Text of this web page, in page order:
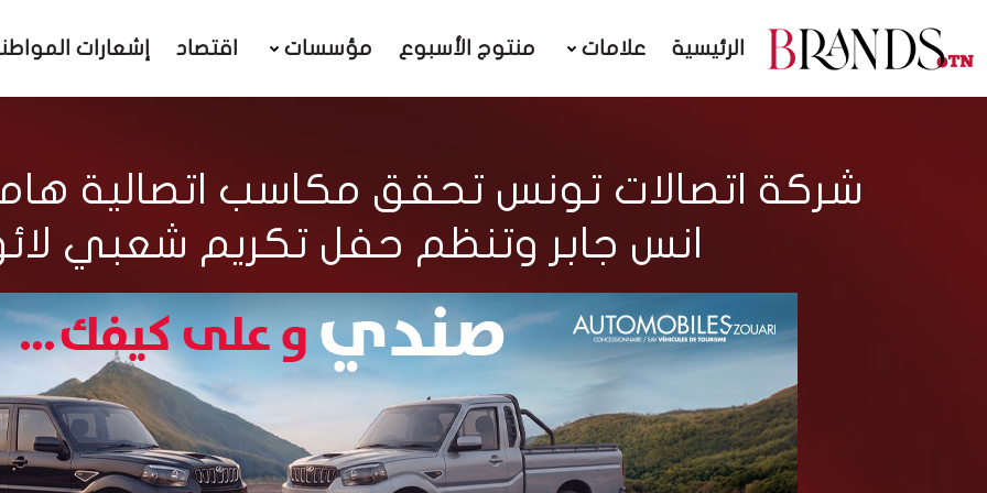
الرئيسية علامات منتوج الأسبوع مؤسسات اقتصاد إشعارات
شركة اتصالات تونس تحقق مكاسب اتصالية
انس جابر وتنظم حفل تكريم شعبي